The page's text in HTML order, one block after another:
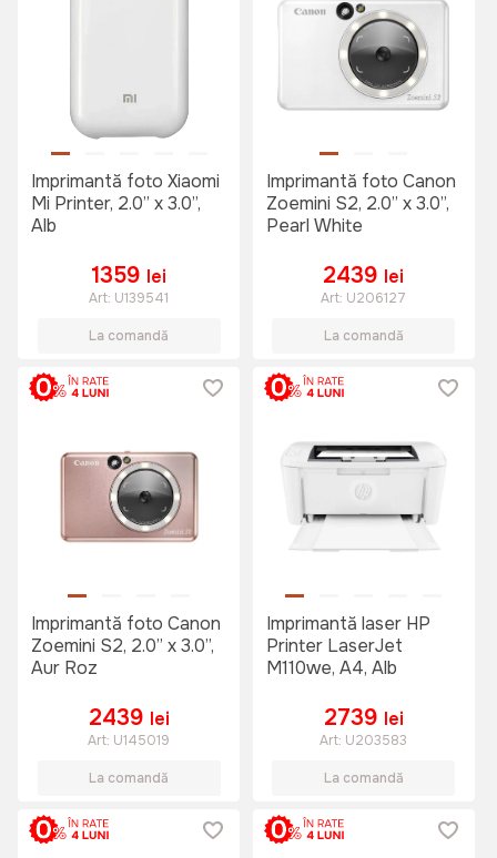
Imprimantă foto Xiaomi
Mi Printer, 2.0” x 3.0”,
Alb
1359 lei
Art: U139541
La comandă
Imprimantă foto Canon
Zoemini S2, 2.0” x 3.0”,
Pearl White
2439 lei
Art: U206127
La comandă
Imprimantă foto Canon
Zoemini S2, 2.0” x 3.0”,
Aur Roz
2439 lei
Art: U145019
La comandă
Imprimantă laser HP
Printer LaserJet
M110we, A4, Alb
2739 lei
Art: U203583
La comandă